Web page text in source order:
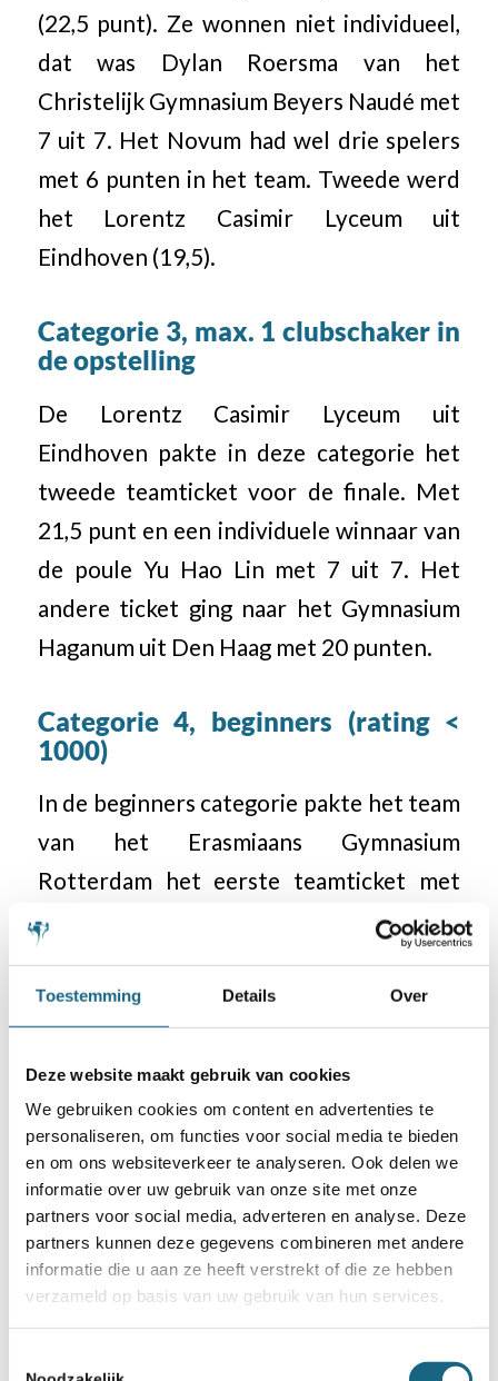
Toestemming Details Over
Deze website maakt gebruik van cookies
We gebruiken cookies om content en advertenties te
personaliseren, om functies voor social media te bieden
en om ons websiteverkeer te analyseren. Ook delen we
informatie over uw gebruik van onze site met onze
partners voor social media, adverteren en analyse. Deze
partners kunnen deze gegevens combineren met andere
informatie die u aan ze heeft verstrekt of die ze hebben
verzameld op basis van uw gebruik van hun services.
(22,5 punt). Ze wonnen niet individueel,
dat was Dylan Roersma van het
Christelijk Gymnasium Beyers Naudé met
7 uit 7. Het Novum had wel drie spelers
met 6 punten in het team. Tweede werd
het Lorentz Casimir Lyceum uit
Eindhoven (19,5).
Categorie 3, max. 1 clubschaker in
de opstelling
De Lorentz Casimir Lyceum uit
Eindhoven pakte in deze categorie het
tweede teamticket voor de finale. Met
21,5 punt en een individuele winnaar van
de poule Yu Hao Lin met 7 uit 7. Het
andere ticket ging naar het Gymnasium
Haganum uit Den Haag met 20 punten.
Categorie 4, beginners (rating <
1000)
In de beginners categorie pakte het team
van het Erasmiaans Gymnasium
Rotterdam het eerste teamticket met
20,5 punt. Het tweede ticket ging naar de
St. Michael college uit Zaandam met 18
punten.
Alle uitslagen
Zie hier alle uitslagen in een schema.
Op 28 november is de volgende
kwalificatie waar weer opnieuw 8 tickets
voor de finale worden vergeven. Nieuwe
teams zijn ook weer welkom. Zie hier alle